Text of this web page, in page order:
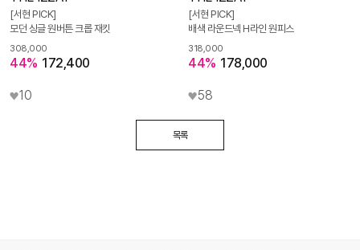
[서현 PICK]
모던 싱글 원버튼 크롭 재킷
308,000
44% 172,400
10
[서현 PICK]
배색 라운드넥 H라인 원피스
318,000
44% 178,000
58
목록